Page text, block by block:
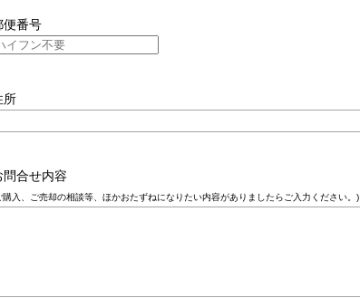
便番号
所
問合せ内容
購入、ご売却の相談等、ほかおたずねになりたい内容がありましたらご入力ください。)